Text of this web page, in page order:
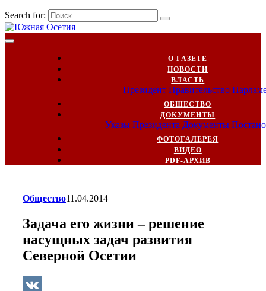
Search for:
О ГАЗЕТЕ
НОВОСТИ
ВЛАСТЬ
Президент Правительство
ОБЩЕСТВО
ДОКУМЕНТЫ
Указы Президента Документы
ФОТОГАЛЕРЕЯ
ВИДЕО
PDF-АРХИВ
Общество11.04.2014
Задача его жизни – решение
насущных задач развития
Северной Осетии